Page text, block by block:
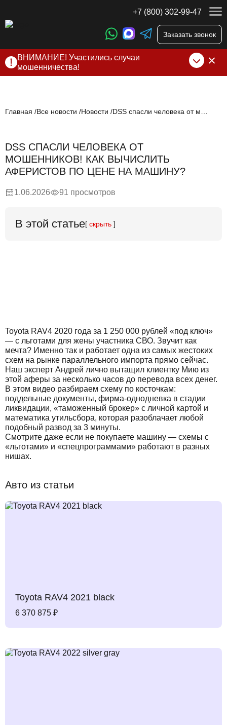
+7 (800) 302-99-47
Заказать звонок
ВНИМАНИЕ! Участились случаи
мошенничества!
нами по официальнымконтактам, указанным в соц сетях
Главная Все новости Новости
DSS СПАСЛИ ЧЕЛОВЕКА ОТ
МОШЕННИКОВ! КАК ВЫЧИСЛИТЬ
АФЕРИСТОВ ПО ЦЕНЕ НА МАШИНУ?
1.06.2026 91 просмотров
В этой статье[ скрыть ]
Toyota RAV4 2020 года за 1 250 000 рублей «под ключ»
— с льготами для жены участника СВО. Звучит как
мечта? Именно так и работает одна из самых жестоких
схем на рынке параллельного импорта прямо сейчас.
Наш эксперт Андрей лично вытащил клиентку Мию из
этой аферы за несколько часов до перевода всех денег.
В этом видео разбираем схему по косточкам:
поддельные документы, фирма-однодневка в стадии
ликвидации, «таможенный брокер» с личной картой и
математика утильсбора, которая разоблачает любой
подобный развод за 3 минуты.
Смотрите даже если не покупаете машину — схемы с
«льготами» и «спецпрограммами» работают в разных
нишах.
Авто из статьи
Toyota RAV4 2021 black
6 370 875